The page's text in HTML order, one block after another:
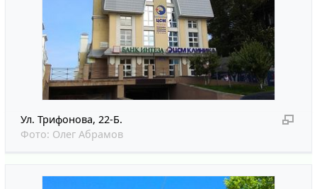
Ул. Трифонова, 22-Б.
Фото: Олег Абрамов